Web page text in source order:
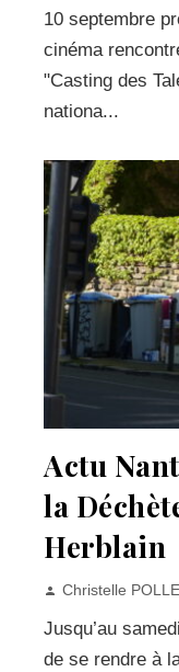
10 septembre
cinéma
"Casting des
nationa...
Actu
la
Herblain
Christelle
Jusqu’au
de se rendre à